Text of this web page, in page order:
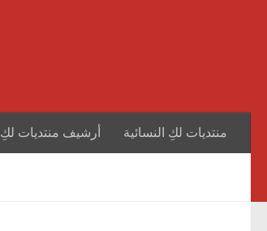
منتديات لكِ النسائية أرشيف منتديات لكِ